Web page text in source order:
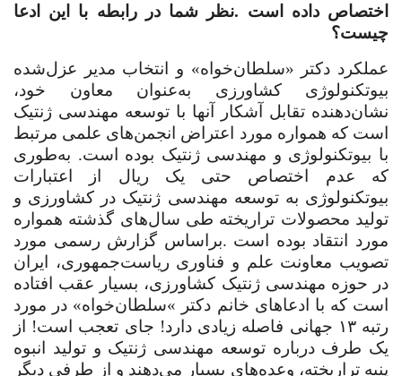
اختصاص داده است .نظر شما در رابطه با این ادعا
چیست؟
عملکرد دکتر «سلطان‌خواه» و انتخاب مدیر عزل‌شده
بیوتکنولوژی کشاورزی به‌عنوان معاون خود،
نشان‌دهنده تقابل آشکار آنها با توسعه مهندسی ژنتیک
است که همواره مورد اعتراض انجمن‌های علمی مرتبط
با بیوتکنولوژی و مهندسی ژنتیک بوده است. به‌طوری
که عدم اختصاص حتی یک ریال از اعتبارات
بیوتکنولوژی به توسعه مهندسی ژنتیک در کشاورزی و
تولید محصولات تراریخته طی سال‌های گذشته همواره
مورد انتقاد بوده است .براساس گزارش رسمی مورد
تصویب معاونت علم و فناوری ریاست‌جمهوری، ایران
در حوزه مهندسی ژنتیک کشاورزی، بسیار عقب‌ افتاده
است که با ادعاهای خانم دکتر «سلطان‌خواه» در مورد
رتبه ۱۳ جهانی فاصله زیادی دارد! جای تعجب است! از
یک طرف درباره توسعه مهندسی ژنتیک و تولید انبوه
پنبه تراریخته، وعده‌های بسیار می‌دهند و از طرفی دیگر